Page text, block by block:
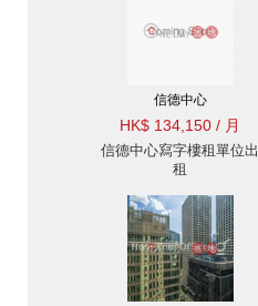
信德中心
HK$ 134,150 / 月
信德中心寫字樓租單位出
租